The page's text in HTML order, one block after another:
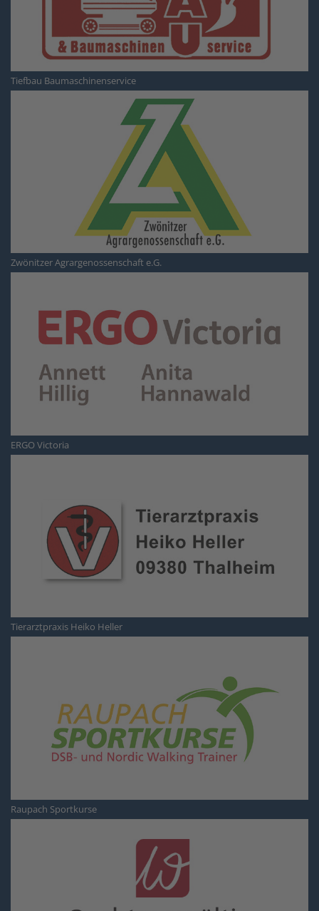
Tiefbau Baumaschinenservice
Zwönitzer Agrargenossenschaft e.G.
ERGO Victoria
Tierarztpraxis Heiko Heller
Raupach Sportkurse